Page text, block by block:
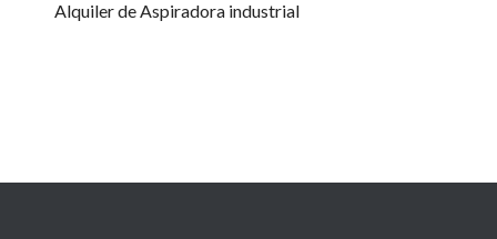
Alquiler de Aspiradora industrial